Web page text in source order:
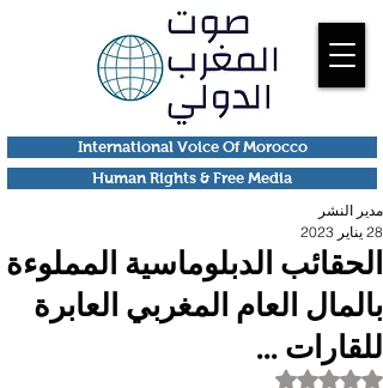
Human Rights & Free Media
International Voice Of Morocco
الحقائب الدبلوماسية المملوءة
بالمال العام المغربي العابرة
للقارات ...
مدير النشر
28 يناير 2023
تم التقييم بـ ليس رقمًا من أصل 5 نجوم.